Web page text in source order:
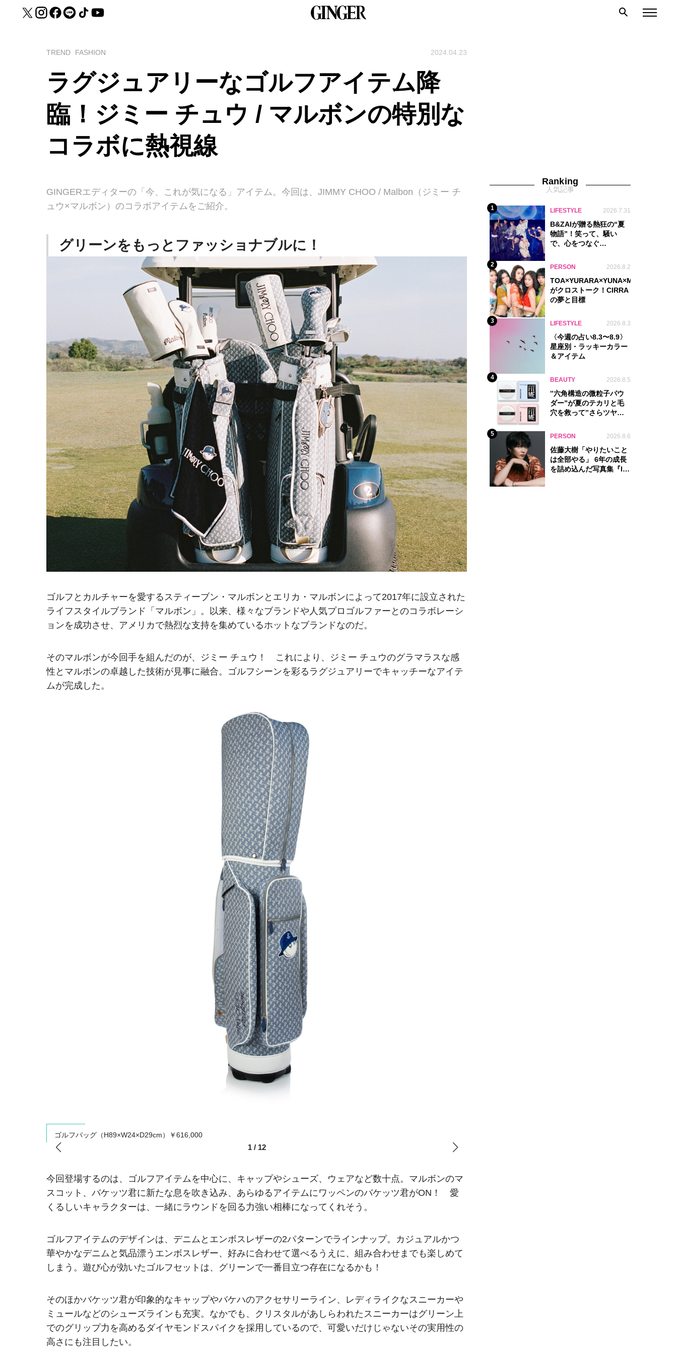
TREND FASHION 2024.04.23
ラグジュアリーなゴルフアイテム降
臨！ジミー チュウ / マルボンの特別な
コラボに熱視線
GINGERエディターの「今、これが気になる」アイテム。今回は、JIMMY CHOO / Malbon（ジミー チ
ュウ×マルボン）のコラボアイテムをご紹介。
グリーンをもっとファッショナブルに！
ゴルフとカルチャーを愛するスティーブン・マルボンとエリカ・マルボンによって2017年に設立された
ライフスタイルブランド「マルボン」。以来、様々なブランドや人気プロゴルファーとのコラボレーシ
ョンを成功させ、アメリカで熱烈な支持を集めているホットなブランドなのだ。
そのマルボンが今回手を組んだのが、ジミー チュウ！ これにより、ジミー チュウのグラマラスな感
性とマルボンの卓越した技術が見事に融合。ゴルフシーンを彩るラグジュアリーでキャッチーなアイテ
ムが完成した。
ゴルフバッグ（H89×W24×D29cm）￥616,000
1/ 12
今回登場するのは、ゴルフアイテムを中心に、キャップやシューズ、ウェアなど数十点。マルボンのマ
スコット、バケッツ君に新たな息を吹き込み、あらゆるアイテムにワッペンのバケッツ君がON！ 愛
くるしいキャラクターは、一緒にラウンドを回る力強い相棒になってくれそう。
ゴルフアイテムのデザインは、デニムとエンボスレザーの2パターンでラインナップ。カジュアルかつ
華やかなデニムと気品漂うエンボスレザー、好みに合わせて選べるうえに、組み合わせまでも楽しめて
しまう。遊び心が効いたゴルフセットは、グリーンで一番目立つ存在になるかも！
そのほかバケッツ君が印象的なキャップやバケハのアクセサリーライン、レディライクなスニーカーや
ミュールなどのシューズラインも充実。なかでも、クリスタルがあしらわれたスニーカーはグリーン上
でのグリップ力を高めるダイヤモンドスパイクを採用しているので、可愛いだけじゃないその実用性の
高さにも注目したい。
Ranking
人気記事
1 LIFESTYLE 2026.7.31
B&ZAIが贈る熱狂の“夏
物語”！笑って、騒い
で、心をつなぐ
2 PERSON 2026.8.2
がクロストーク！CIRRA
の夢と目標
3 LIFESTYLE 2026.8.3
〈今週の占い8.3〜8.9〉
星座別・ラッキーカラー
＆アイテム
4 BEAUTY 2026.8.5
‟六角構造の微粒子パウ
ダー”が夏のテカリと毛
穴を救って‟さらツヤ
5 PERSON 2026.8.6
佐藤大樹「やりたいこと
は全部やる」 6年の成長
を詰め込んだ写真集『In